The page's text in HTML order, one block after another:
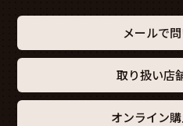
メールで
取り扱い店
オンライン